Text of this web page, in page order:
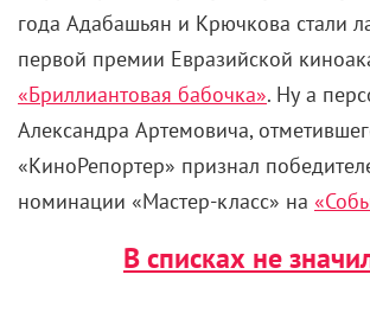
года Адабашьян и Крючкова стали
первой премии Евразийской
«Бриллиантовая бабочка». Ну а
Александра Артемовича,
«КиноРепортер» признал
номинации «Мастер-класс» на
В списках не